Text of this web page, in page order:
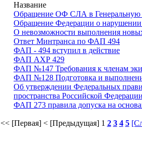
Название
Обращение ОФ СЛА в Генеральную
Обращение Федерации о
О невозможности выполнения
Ответ Минтранса по ФАП 494
ФАП - 494 вступил в действие
ФАП АХР 429
ФАП №147 Требования к членам
ФАП №128 Подготовка и
Об утверждении Федеральных
пространства Российской
ФАП 273 правила допуска на
<< [Первая] < [Предыдущая] 1 2 3 4 5